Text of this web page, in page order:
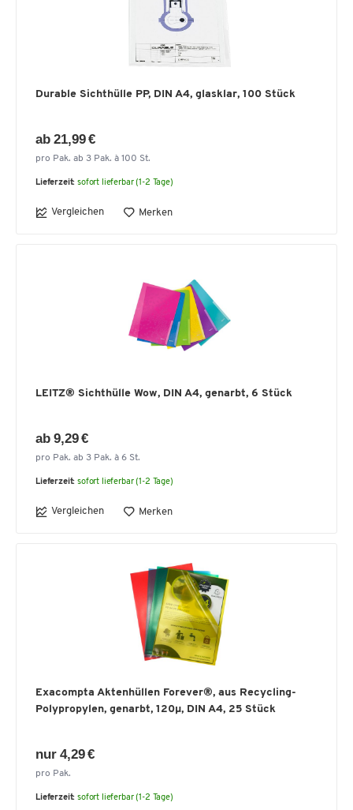
Durable Sichthülle PP, DIN A4, glasklar, 100 Stück
ab 21,99 €
pro Pak. ab 3 Pak. à 100 St.
Lieferzeit: sofort lieferbar (1-2 Tage)
Vergleichen Merken
LEITZ® Sichthülle Wow, DIN A4, genarbt, 6 Stück
ab 9,29 €
pro Pak. ab 3 Pak. à 6 St.
Lieferzeit: sofort lieferbar (1-2 Tage)
Vergleichen Merken
Exacompta Aktenhüllen Forever®, aus Recycling-
Polypropylen, genarbt, 120µ, DIN A4, 25 Stück
nur 4,29 €
pro Pak.
Lieferzeit: sofort lieferbar (1-2 Tage)